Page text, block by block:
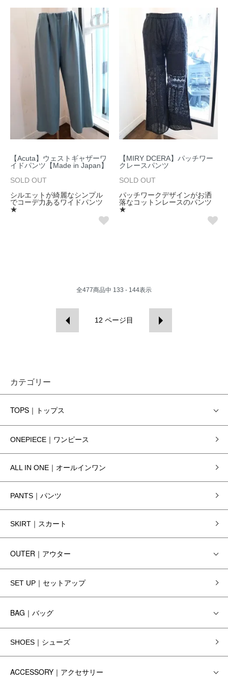
【Acuta】ウェストギャザーワ
イドパンツ【Made in Japan】
SOLD OUT
シルエットが綺麗なシンプル
でコーデ力あるワイドパンツ
★
【MIRY DCERA】パッチワー
クレースパンツ
SOLD OUT
パッチワークデザインがお洒
落なコットンレースのパンツ
★
全477商品中 133 - 144表示
12 ページ目
カテゴリー
TOPS｜トップス
ONEPIECE｜ワンピース
ALL IN ONE｜オールインワン
PANTS｜パンツ
SKIRT｜スカート
OUTER｜アウター
SET UP｜セットアップ
BAG｜バッグ
SHOES｜シューズ
ACCESSORY｜アクセサリー